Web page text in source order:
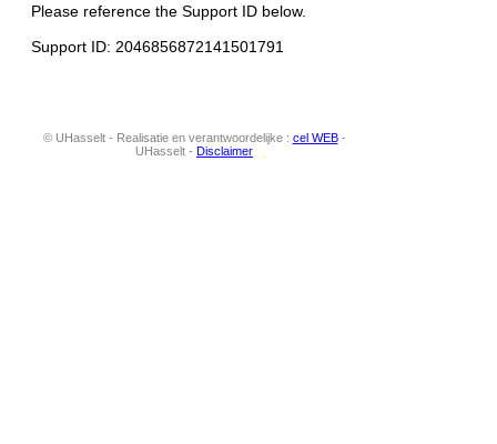
Please reference the Support ID below.
Support ID: 2046856872141501791
© UHasselt - Realisatie en verantwoordelijke : cel WEB-
UHasselt - Disclaimer